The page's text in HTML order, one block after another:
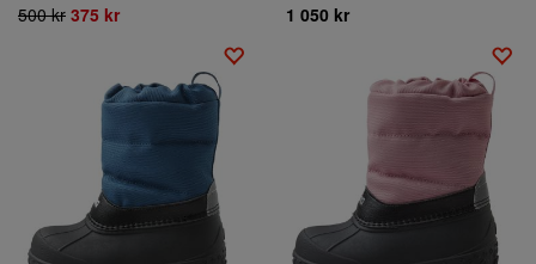
500 kr 375 kr 1 050 kr